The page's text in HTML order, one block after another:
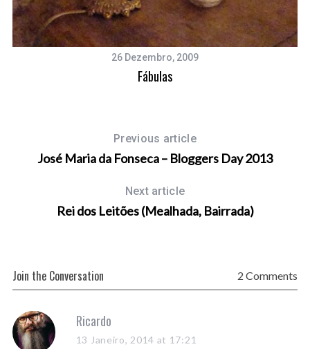
26 Dezembro, 2009
Fábulas
Previous article
José Maria da Fonseca – Bloggers Day 2013
Next article
Rei dos Leitões (Mealhada, Bairrada)
Join the Conversation 2 Comments
s
a
Ricardo
13 Janeiro, 2014 at 17:21